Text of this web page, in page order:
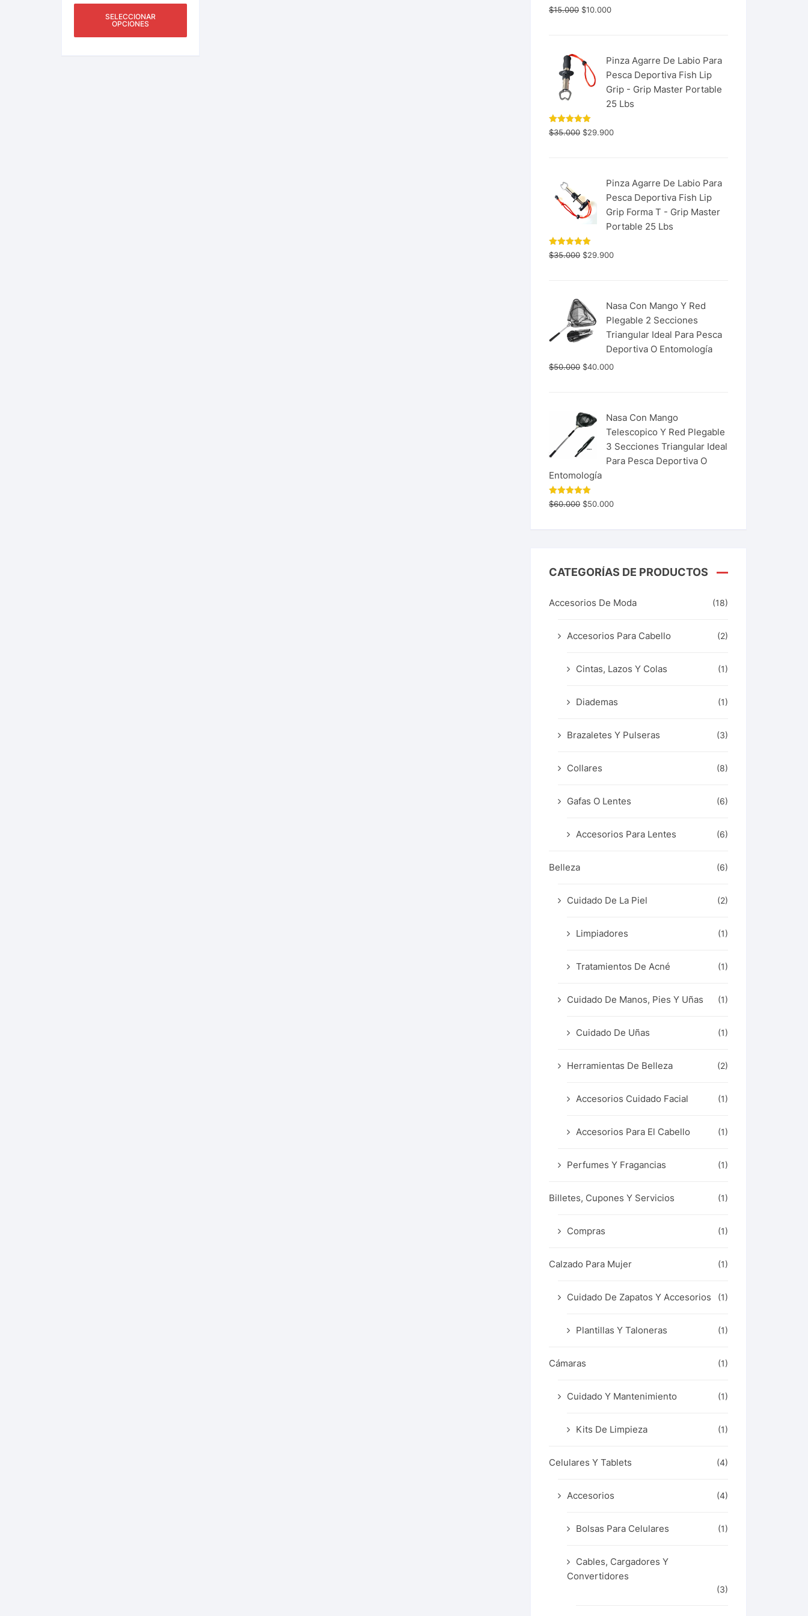
SELECCIONAR
OPCIONES
$15.000 $10.000
Pinza Agarre De Labio Para
Pesca Deportiva Fish Lip
Grip - Grip Master Portable
25 Lbs
Valorado
con 5.00
$35.000 $29.900
Pinza Agarre De Labio Para
Pesca Deportiva Fish Lip
Grip Forma T - Grip Master
Portable 25 Lbs
Valorado
con 5.00
$35.000 $29.900
Nasa Con Mango Y Red
Plegable 2 Secciones
Triangular Ideal Para Pesca
Deportiva O Entomología
$50.000 $40.000
Nasa Con Mango
Telescopico Y Red Plegable
3 Secciones Triangular Ideal
Para Pesca Deportiva O
Entomología
Valorado
con 5.00
$60.000 $50.000
CATEGORÍAS DE PRODUCTOS
Accesorios De Moda (18)
Accesorios Para Cabello (2)
Cintas, Lazos Y Colas (1)
Diademas (1)
Brazaletes Y Pulseras (3)
Collares (8)
Gafas O Lentes (6)
Accesorios Para Lentes (6)
Belleza (6)
Cuidado De La Piel (2)
Limpiadores (1)
Tratamientos De Acné (1)
Cuidado De Manos, Pies Y Uñas (1)
Cuidado De Uñas (1)
Herramientas De Belleza (2)
Accesorios Cuidado Facial (1)
Accesorios Para El Cabello (1)
Perfumes Y Fragancias (1)
Billetes, Cupones Y Servicios (1)
Compras (1)
Calzado Para Mujer (1)
Cuidado De Zapatos Y Accesorios (1)
Plantillas Y Taloneras (1)
Cámaras (1)
Cuidado Y Mantenimiento (1)
Kits De Limpieza (1)
Celulares Y Tablets (4)
Accesorios (4)
Bolsas Para Celulares (1)
Cables, Cargadores Y
Convertidores
(3)